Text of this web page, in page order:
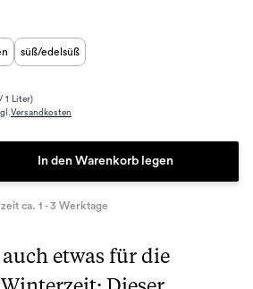
süß/edelsüß
1 Liter)
Versandkosten
In den Warenkorb legen
ca. 1 - 3 Werktage
etwas für die